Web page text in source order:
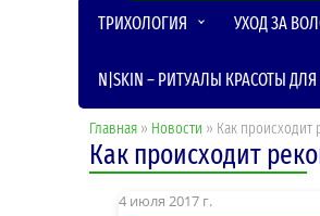
ТРИХОЛОГИЯ УХОД ЗА
N|SKIN – РИТУАЛЫ КРАСОТЫ
Главная » Новости » Как происходит
Как происходит
4 июля 2017 г.